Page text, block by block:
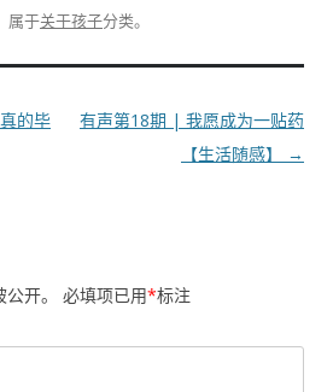
属于关于孩子分类。
的毕
有声第18期 | 我愿成为一贴药
【生活随感】
→
开。 必填项已用*标注